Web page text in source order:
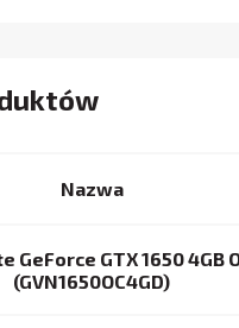
Nazwa
GeForce GTX 1650 4GB
(GVN1650OC4GD)